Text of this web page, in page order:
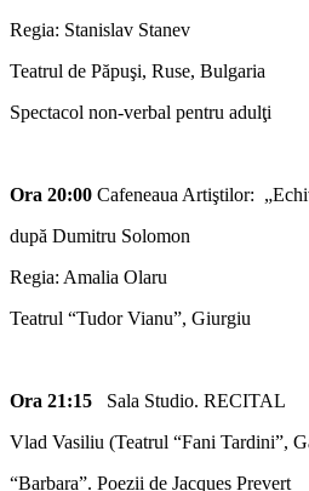
Regia: Stanislav Stanev
Teatrul de Păpuşi, Ruse, Bulgaria
Spectacol non-verbal pentru adulţi
Ora 20:00 Cafeneaua Artiştilor:
după Dumitru Solomon
Regia: Amalia Olaru
Teatrul “Tudor Vianu”, Giurgiu
Ora 21:15
Sala Studio. RECITAL
Vlad Vasiliu (Teatrul “Fani Tardini”,
“Barbara”. Poezii de Jacques Prevert